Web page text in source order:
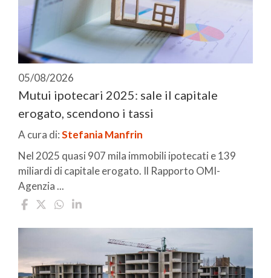
05/08/2026
Mutui ipotecari 2025: sale il capitale
erogato, scendono i tassi
A cura di:Stefania Manfrin
Nel 2025 quasi 907 mila immobili ipotecati e 139
miliardi di capitale erogato. Il Rapporto OMI-
Agenzia ...